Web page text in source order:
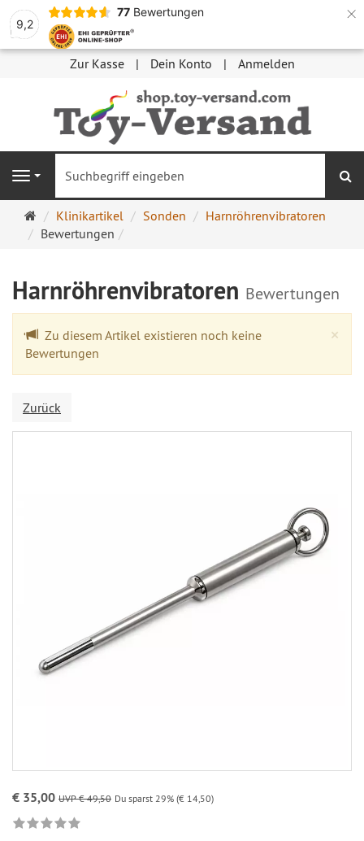
9,2
77 Bewertungen ×
Zur Kasse Dein Konto Anmelden
Navigation
Startseite
Klinikartikel Sonden
Harnröhrenvibratoren
Bewertungen
Harnröhrenvibratoren Bewertungen
×
Zu diesem Artikel existieren noch keine
Bewertungen
Zurück
€ 35,00 UVP € 49,50 Du sparst 29% (€ 14,50)